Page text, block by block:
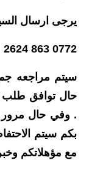
يرجى ارسال
0772 863 2624
سيتم مراجعه
حال توافق طلب
بكم سيتم
مع مؤهلاتكم